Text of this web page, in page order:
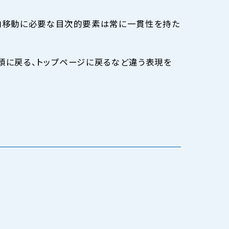
移動に必要な目次的要素は常に一貫性を持た
に戻る、トップページに戻るなど違う表現を